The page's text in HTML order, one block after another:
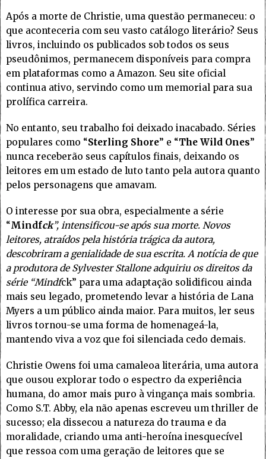
Após a morte de Christie, uma questão permaneceu: o
que aconteceria com seu vasto catálogo literário? Seus
livros, incluindo os publicados sob todos os seus
pseudônimos, permanecem disponíveis para compra
em plataformas como a Amazon. Seu site oficial
continua ativo, servindo como um memorial para sua
prolífica carreira.
No entanto, seu trabalho foi deixado inacabado. Séries
populares como “Sterling Shore” e “The Wild Ones”
nunca receberão seus capítulos finais, deixando os
leitores em um estado de luto tanto pela autora quanto
pelos personagens que amavam.
O interesse por sua obra, especialmente a série
“Mindfck”, intensificou-se após sua morte. Novos
leitores, atraídos pela história trágica da autora,
descobriram a genialidade de sua escrita. A notícia de que
a produtora de Sylvester Stallone adquiriu os direitos da
série “Mindfck” para uma adaptação solidificou ainda
mais seu legado, prometendo levar a história de Lana
Myers a um público ainda maior. Para muitos, ler seus
livros tornou-se uma forma de homenageá-la,
mantendo viva a voz que foi silenciada cedo demais.
Christie Owens foi uma camaleoa literária, uma autora
que ousou explorar todo o espectro da experiência
humana, do amor mais puro à vingança mais sombria.
Como S.T. Abby, ela não apenas escreveu um thriller de
sucesso; ela dissecou a natureza do trauma e da
moralidade, criando uma anti-heroína inesquecível
que ressoa com uma geração de leitores que se